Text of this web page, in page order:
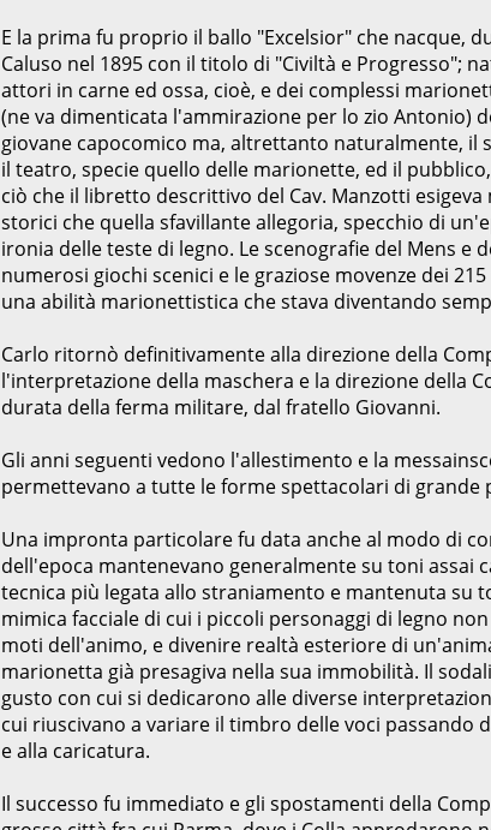
E la prima fu proprio il ballo "Excelsior" che nacque,
Caluso nel 1895 con il titolo di "Civiltà e Progresso";
attori in carne ed ossa, cioè, e dei complessi
(ne va dimenticata l'ammirazione per lo zio Antonio)
giovane capocomico ma, altrettanto naturalmente, il
il teatro, specie quello delle marionette, ed il
ciò che il libretto descrittivo del Cav. Manzotti
storici che quella sfavillante allegoria, specchio di
ironia delle teste di legno. Le scenografie del Mens e
numerosi giochi scenici e le graziose movenze dei
una abilità marionettistica che stava diventando
Carlo ritornò definitivamente alla direzione della
l'interpretazione della maschera e la direzione della
durata della ferma militare, dal fratello Giovanni.
Gli anni seguenti vedono l'allestimento e la
permettevano a tutte le forme spettacolari di grande
Una impronta particolare fu data anche al modo di
dell'epoca mantenevano generalmente su toni assai
tecnica più legata allo straniamento e mantenuta su
mimica facciale di cui i piccoli personaggi di legno
moti dell'animo, e divenire realtà esteriore di
marionetta già presagiva nella sua immobilità. Il
gusto con cui si dedicarono alle diverse
cui riuscivano a variare il timbro delle voci
e alla caricatura.
Il successo fu immediato e gli spostamenti della